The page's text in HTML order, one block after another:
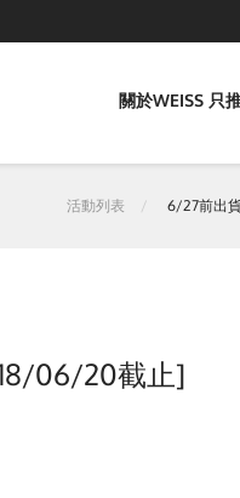
關於WEISS 只
活動列表 6/27前出
06/20截止]